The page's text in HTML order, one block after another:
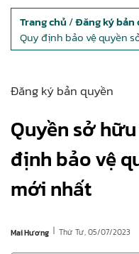
Trang chủ /Đăng ký bản
Quy định bảo vệ quyền
Đăng ký bản quyền
Quyền sở
định bảo vệ
mới nhất
Mai Hương | Thứ Tư, 05/07/2023